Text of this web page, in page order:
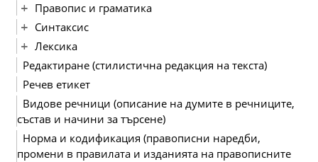
Правопис и граматика
Синтаксис
Лексика
Редактиране (стилистична редакция на текста)
Речев етикет
Видове речници (описание на думите в речниците,
състав и начини за търсене)
Норма и кодификация (правописни наредби,
промени в правилата и изданията на правописните